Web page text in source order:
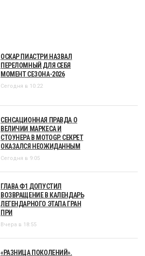
ОСКАР ПИАСТРИ НАЗВАЛ
ПЕРЕЛОМНЫЙ ДЛЯ СЕБЯ
МОМЕНТ СЕЗОНА-2026
Сегодня в 10:22
СЕНСАЦИОННАЯ ПРАВДА О
ВЕЛИЧИИ МАРКЕСА И
СТОУНЕРА В MOTOGP. СЕКРЕТ
ОКАЗАЛСЯ НЕОЖИДАННЫМ
Сегодня в 9:05
ГЛАВА Ф1 ДОПУСТИЛ
ВОЗВРАЩЕНИЕ В КАЛЕНДАРЬ
ЛЕГЕНДАРНОГО ЭТАПА ГРАН
ПРИ
Вчера в 18:55
«РАЗНИЦА ПОКОЛЕНИЙ».